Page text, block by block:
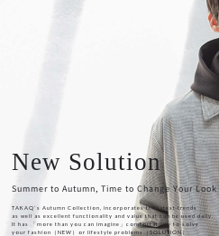
New Solution
Summer to Autumn, Time to Change Your Look
TAKAQ`s Autumn Collection, incorporates the latest trends
as well as excellent functionality and value that can be used daily.
It has 「more than you can imagine」comfortability to solve
your fashion（NEW）or lifestyle problems（SOLUTION）.